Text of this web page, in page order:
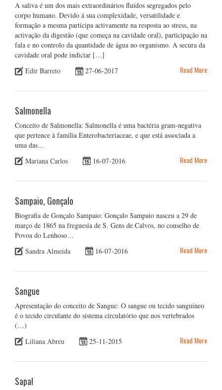
A saliva é um dos mais extraordinários fluídos segregados pelo
corpo humano. Devido á sua complexidade, versatilidade e
formação a mesma participa activamente na resposta ao stress, na
activação da digestão (que começa na cavidade oral), participação na
fala e no controlo da quantidade de água no organismo. A secura da
cavidade oral pode indiciar […]
Edir Barreto
27-06-2017 Read More
Salmonella
Conceito de Salmonella: Salmonella é uma bactéria gram-negativa
que pertence à família Enterobacteriaceae, e que está associada a
uma das…
Mariana Carlos
16-07-2016 Read More
Sampaio, Gonçalo
Biografia de Gonçalo Sampaio: Gonçalo Sampaio nasceu a 29 de
março de 1865 na freguesia de S. Gens de Calvos, no conselho de
Povoa do Lenhoso…
Sandra Almeida
16-07-2016 Read More
Sangue
Apresentação do conceito de Sangue: O sangue ou tecido sanguíneo
é o tecido circulante do sistema circulatório que nos vertebrados
(…)
Liliana Abreu
25-11-2015 Read More
Sapal